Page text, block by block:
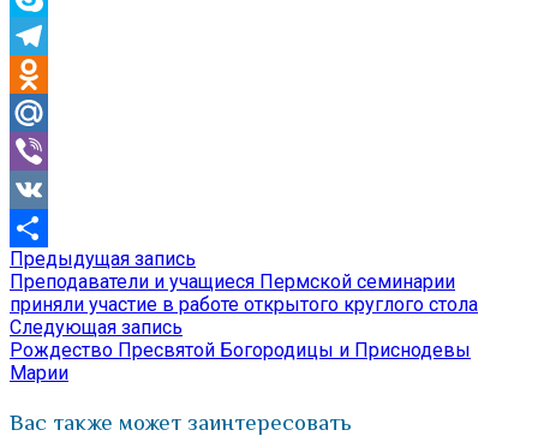
Skype
Telegram
Odnoklassniki
Mail.Ru
Viber
VK
Отправить
Навигация
по
записям
Предыдущая запись
запись:
Преподаватели и учащиеся Пермской семинарии
приняли участие в работе открытого круглого стола
Следующая запись
запись:
Рождество Пресвятой Богородицы и Приснодевы
Марии
Вас также может заинтересовать